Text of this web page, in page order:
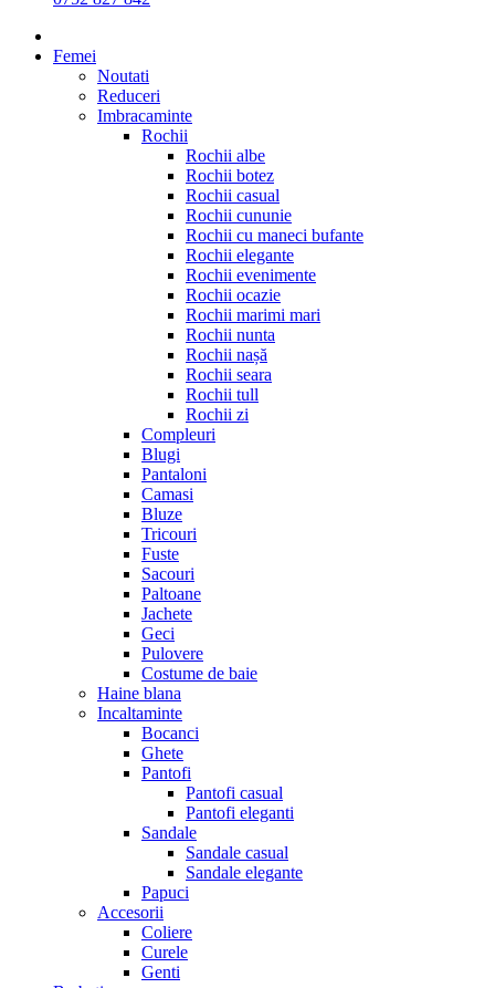
Femei
Noutati
Reduceri
Imbracaminte
Rochii
Rochii albe
Rochii botez
Rochii casual
Rochii cununie
Rochii cu maneci bufante
Rochii elegante
Rochii evenimente
Rochii ocazie
Rochii marimi mari
Rochii nunta
Rochii nașă
Rochii seara
Rochii tull
Rochii zi
Compleuri
Blugi
Pantaloni
Camasi
Bluze
Tricouri
Fuste
Sacouri
Paltoane
Jachete
Geci
Pulovere
Costume de baie
Haine blana
Incaltaminte
Bocanci
Ghete
Pantofi
Pantofi casual
Pantofi eleganti
Sandale
Sandale casual
Sandale elegante
Papuci
Accesorii
Coliere
Curele
Genti